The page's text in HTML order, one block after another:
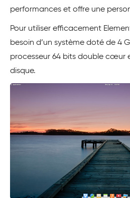
performances et offre une
Pour utiliser efficacement
besoin d’un système doté de 4
processeur 64 bits double cœur
disque.